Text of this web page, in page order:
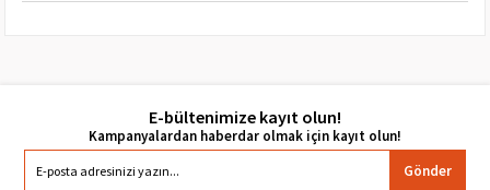
E-bültenimize kayıt olun!
Gönder